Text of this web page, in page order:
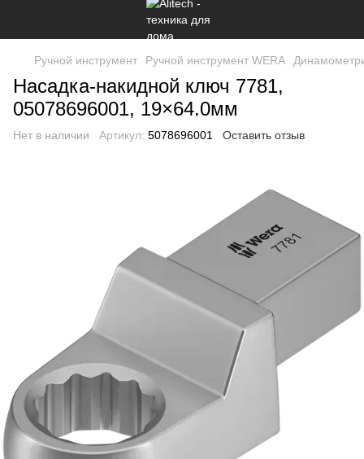
Ручной инструмент Ручной инструмент WERA
Насадка-накидной ключ 7781,
05078696001, 19×64.0мм
Нет в наличии Артикул: 5078696001 Оставить отзыв